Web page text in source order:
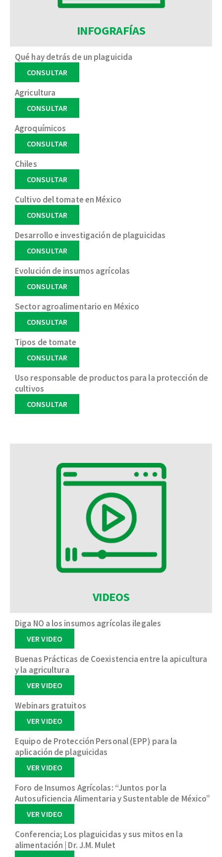
INFOGRAFÍAS
Qué hay detrás de un plaguicida
CONSULTAR
Agricultura
CONSULTAR
Agroquímicos
CONSULTAR
Chiles
CONSULTAR
Cultivo del tomate en México
CONSULTAR
Desarrollo e investigación de plaguicidas
CONSULTAR
Evolución de insumos agrícolas
CONSULTAR
Sector agroalimentario en México
CONSULTAR
Tipos de tomate
CONSULTAR
Uso responsable de productos para la protección de
cultivos
CONSULTAR
VIDEOS
Diga NO a los insumos agrícolas ilegales
VER VIDEO
Buenas Prácticas de Coexistencia entre la apicultura
y la agricultura
VER VIDEO
Webinars gratuitos
VER VIDEO
Equipo de Protección Personal (EPP) para la
aplicación de plaguicidas
VER VIDEO
Foro de Insumos Agrícolas: “Juntos por la
Autosuficiencia Alimentaria y Sustentable de México”
VER VIDEO
Conferencia; Los plaguicidas y sus mitos en la
alimentación | Dr. J.M. Mulet